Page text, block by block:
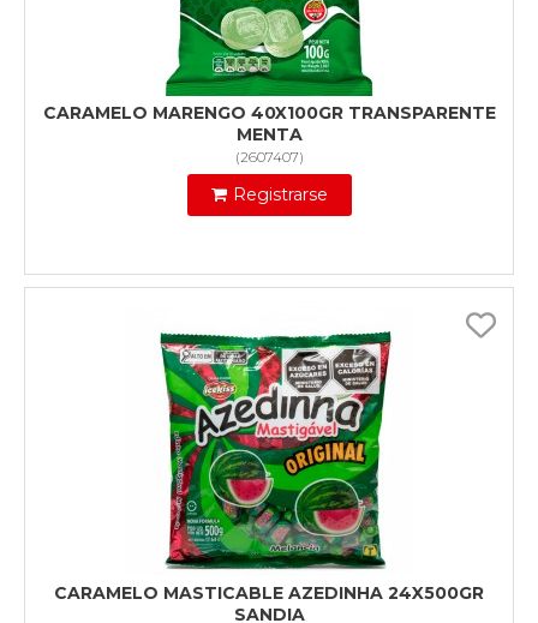
CARAMELO MARENGO 40X100GR TRANSPARENTE
MENTA
(2607407)
Registrarse
CARAMELO MASTICABLE AZEDINHA 24X500GR
SANDIA